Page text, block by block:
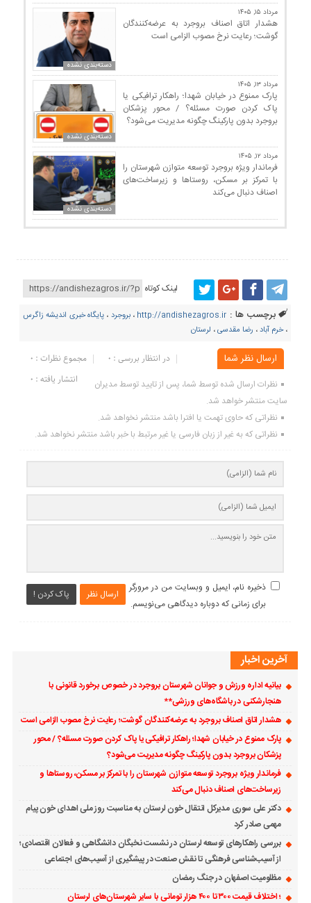
دسته‌بندی نشده
مرداد ۱۵, ۱۴۰۵
هشدار اتاق اصناف بروجرد به عرضه‌کنندگان
گوشت؛ رعایت نرخ مصوب الزامی است
دسته‌بندی نشده
مرداد ۱۳, ۱۴۰۵
پارک ممنوع در خیابان شهدا؛ راهکار ترافیکی یا
پاک کردن صورت مسئله؟ / محور پزشکان
بروجرد بدون پارکینگ چگونه مدیریت می‌شود؟
دسته‌بندی نشده
مرداد ۱۲, ۱۴۰۵
فرماندار ویژه بروجرد توسعه متوازن شهرستان را
با تمرکز بر مسکن، روستاها و زیرساخت‌های
اصناف دنبال می‌کند
لینک کوتاه
برچسب ها : http://andishezagros.ir ،بروجرد ،پایگاه خبری اندیشه زاگرس
،خرم آباد، رضا مقدسی، لرستان
ارسال نظر شما مجموع نظرات : 0
در انتظار بررسی : 0
انتشار یافته : ۰
نظرات ارسال شده توسط شما، پس از تایید توسط مدیران
سایت منتشر خواهد شد.
نظراتی که حاوی تهمت یا افترا باشد منتشر نخواهد شد.
نظراتی که به غیر از زبان فارسی یا غیر مرتبط با خبر باشد منتشر نخواهد شد.
ارسال نظر پاک کردن !
ذخیره نام، ایمیل و وبسایت من در مرورگر
برای زمانی که دوباره دیدگاهی می‌نویسم.
آخرین اخبار
بیانیه اداره ورزش و جوانان شهرستان بروجرد در خصوص برخورد قانونی با
هنجارشکنی در باشگاه‌های ورزشی**
هشدار اتاق اصناف بروجرد به عرضه‌کنندگان گوشت؛ رعایت نرخ مصوب الزامی است
پارک ممنوع در خیابان شهدا؛ راهکار ترافیکی یا پاک کردن صورت مسئله؟ / محور
پزشکان بروجرد بدون پارکینگ چگونه مدیریت می‌شود؟
فرماندار ویژه بروجرد توسعه متوازن شهرستان را با تمرکز بر مسکن، روستاها و
زیرساخت‌های اصناف دنبال می‌کند
دکتر علی سوری مدیرکل انتقال خون لرستان به مناسبت روز ملی اهدای خون پیام
مهمی صادر کرد
بررسی راهکارهای توسعه لرستان در نشست نخبگان دانشگاهی و فعالان اقتصادی؛
از آسیب‌شناسی فرهنگی تا نقش صنعت در پیشگیری از آسیب‌های اجتماعی
مظلومیت اصفهان در جنگ رمضان
؛ اختلاف قیمت ۳۰۰ تا ۴۰۰ هزار تومانی با سایر شهرستان‌های لرستان